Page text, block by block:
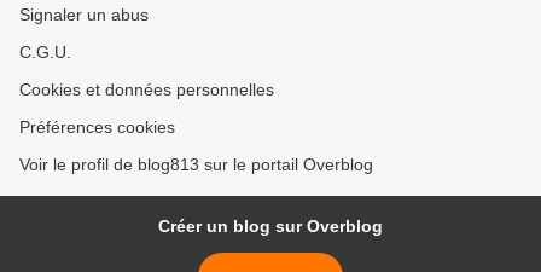
Signaler un abus
C.G.U.
Cookies et données personnelles
Préférences cookies
Voir le profil de blog813 sur le portail Overblog
Créer un blog sur Overblog